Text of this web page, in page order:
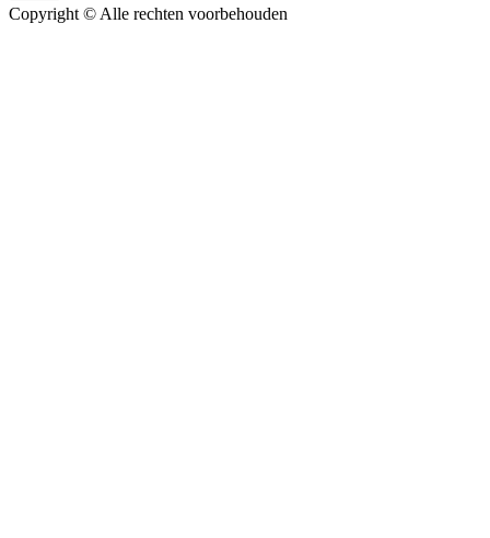
Copyright ©Alle rechten voorbehouden